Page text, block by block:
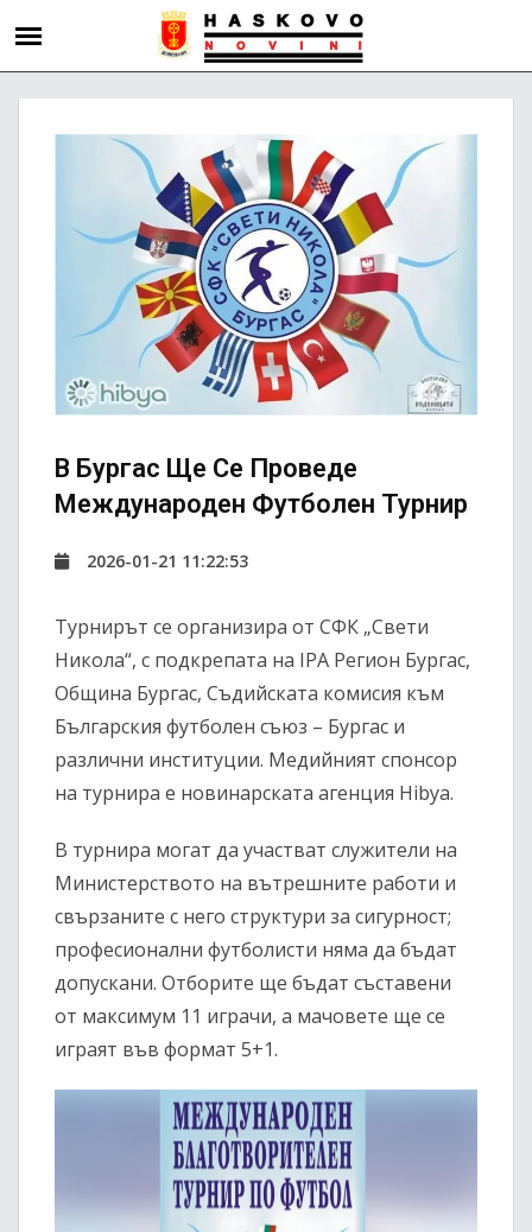
В Бургас Ще Се Проведе
Международен Футболен Турнир
2026-01-21 11:22:53
Турнирът се организира от СФК „Свети
Никола“, с подкрепата на IPA Регион Бургас,
Община Бургас, Съдийската комисия към
Българския футболен съюз – Бургас и
различни институции. Медийният спонсор
на турнира е новинарската агенция Hibya.
В турнира могат да участват служители на
Министерството на вътрешните работи и
свързаните с него структури за сигурност;
професионални футболисти няма да бъдат
допускани. Отборите ще бъдат съставени
от максимум 11 играчи, а мачовете ще се
играят във формат 5+1.